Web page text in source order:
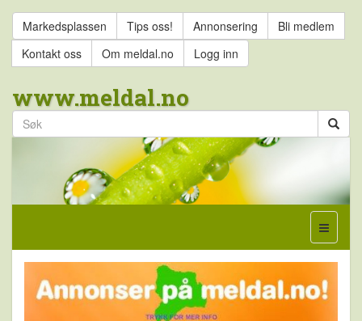
Markedsplassen Tips oss! Annonsering
Bli medlem
Kontakt oss
Om meldal.no Logg inn
www.meldal.no